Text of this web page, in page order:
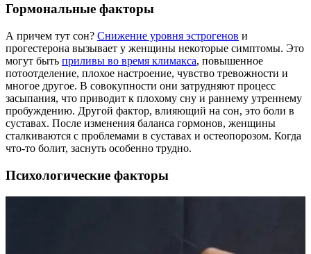
Гормональные факторы
А причем тут сон? Снижение уровня эстрогенов и
прогестерона вызывает у женщины некоторые симптомы. Это
могут быть приливы во время климакса, повышенное
потоотделение, плохое настроение, чувство тревожности и
многое другое. В совокупности они затрудняют процесс
засыпания, что приводит к плохому сну и раннему утреннему
пробуждению. Другой фактор, влияющий на сон, это боли в
суставах. После изменения баланса гормонов, женщины
сталкиваются с проблемами в суставах и остеопорозом. Когда
что-то болит, заснуть особенно трудно.
Психологические факторы